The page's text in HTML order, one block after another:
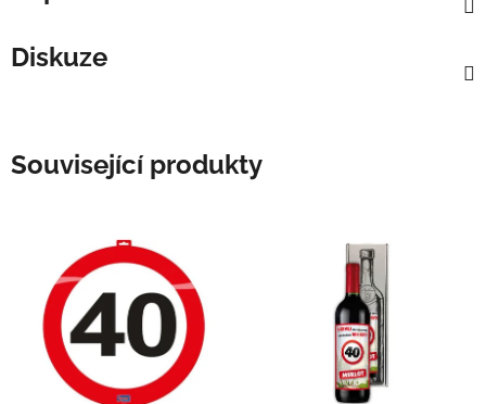
Diskuze
Související produkty